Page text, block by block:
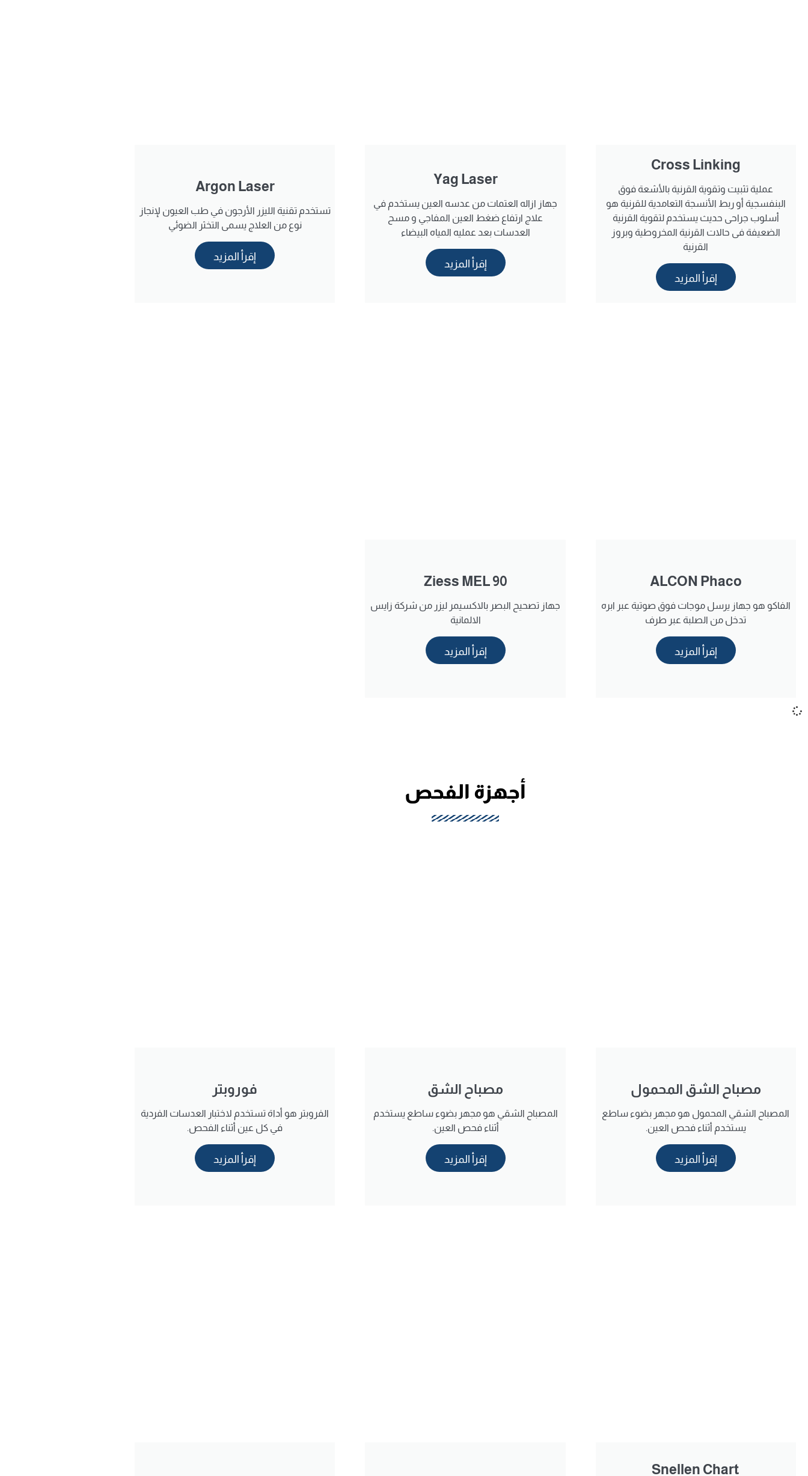
Cross Linking
​عملية تثبيت وتقوية القرنية بالأشعة فوق
البنفسجية أو ربط الأنسجة التعامدية للقرنية هو
أسلوب جراحى حديث يستخدم لتقوية القرنية
الضعيفة فى حالات القرنية المخروطية وبروز
القرنية
إقرأ المزيد
Yag Laser
جهاز ازاله العتمات من عدسه العين يستخدم في
علاج ارتفاع ضغط العين المفاجي و مسح
العدسات بعد عمليه المياه البيضاء
إقرأ المزيد
Argon Laser
تستخدم تقنية الليزر الأرجون في طب العيون لإنجاز
نوع من العلاج يسمى التخثر الضوئي
إقرأ المزيد
ALCON Phaco
الفاكو هو جهاز يرسل موجات فوق صوتية عبر ابره
تدخل من الصلبة عبر طرف
إقرأ المزيد
Ziess MEL 90
جهاز تصحيح البصر بالاكسيمر ليزر من شركة زايس
الالمانية
إقرأ المزيد
أجهزة الفحص
مصباح الشق المحمول
المصباح الشقي المحمول هو مجهر بضوء ساطع
يستخدم أثناء فحص العين.
إقرأ المزيد
مصباح الشق
المصباح الشقي هو مجهر بضوء ساطع يستخدم
أثناء فحص العين.
إقرأ المزيد
فوروبتر
الفروبتر هو أداة تستخدم لاختبار العدسات الفردية
في كل عين أثناء الفحص.
إقرأ المزيد
Snellen Chart